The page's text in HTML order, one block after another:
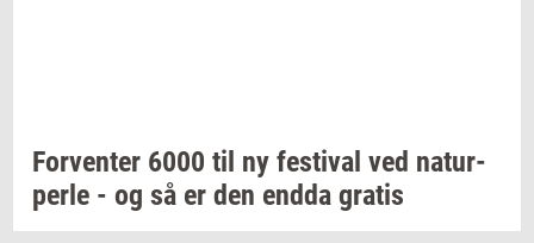
For­ven­ter 6000 til ny festi­val ved na­tur­
per­le - og så er den endda gra­tis